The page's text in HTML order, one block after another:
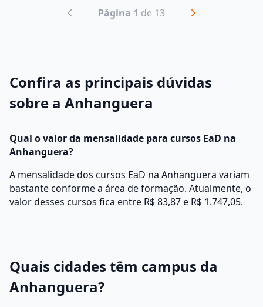
Página 1 de 13
Confira as principais dúvidas
sobre a Anhanguera
Qual o valor da mensalidade para cursos EaD na
Anhanguera?
A mensalidade dos cursos EaD na Anhanguera variam
bastante conforme a área de formação. Atualmente, o
valor desses cursos fica entre R$ 83,87 e R$ 1.747,05.
Quais cidades têm campus da
Anhanguera?